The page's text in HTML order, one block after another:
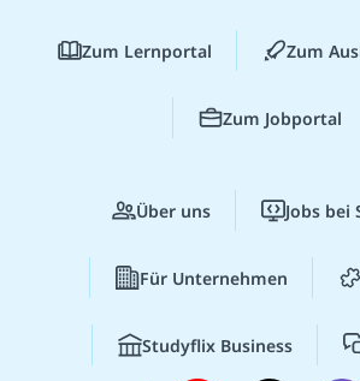
Zum Lernportal Zum
Zum Jobportal
Über uns Jobs bei
Für Unternehmen
Studyflix Business